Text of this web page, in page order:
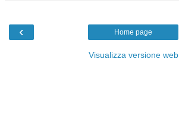
‹ Home page
Visualizza versione web